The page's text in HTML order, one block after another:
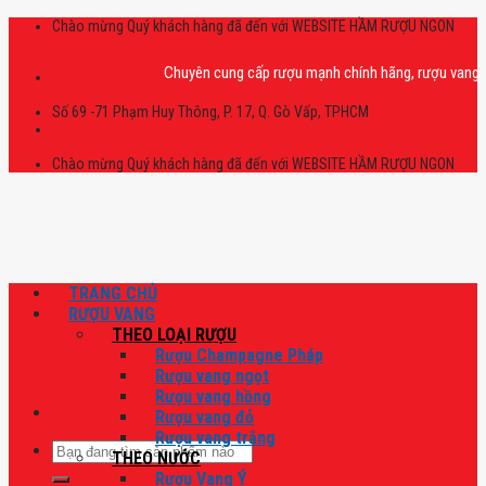
Skip
Chào mừng Quý khách hàng đã đến với WEBSITE HẦM RƯỢU NGON
Chuyên cung cấp rượu mạnh chính hãng, rượu vang
Số 69 -71 Phạm Huy Thông, P. 17, Q. Gò Vấp, TPHCM
Chào mừng Quý khách hàng đã đến với WEBSITE HẦM RƯỢU NGON
Tìm
kiếm:
TRANG CHỦ
RƯỢU VANG
THEO LOẠI RƯỢU
Rượu Champagne Pháp
Rượu vang ngọt
Rượu vang hồng
Rượu vang đỏ
Rượu vang trắng
THEO NƯỚC
Rượu Vang Ý